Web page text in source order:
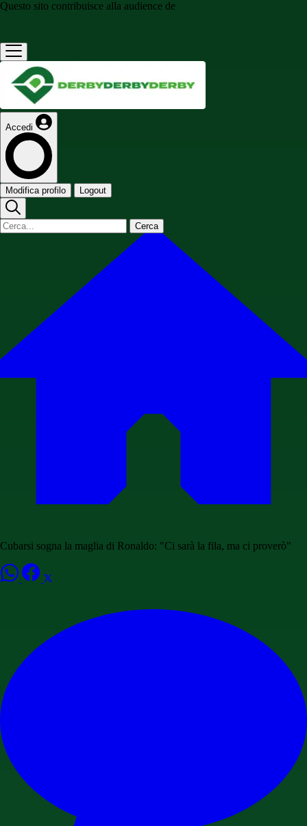
Questo sito contribuisce alla audience de
Accedi
Modifica profilo Logout
Cerca
Cubarsi sogna la maglia di Ronaldo: "Ci sarà la fila, ma ci proverò"